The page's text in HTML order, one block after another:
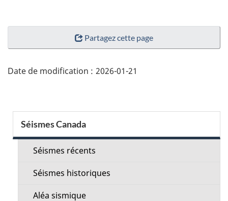
"Détails
page"
Partagez cette page
Date de modification : 2026-01-21
Menu
de
Séismes Canada
Séismes récents
Séismes historiques
Aléa sismique